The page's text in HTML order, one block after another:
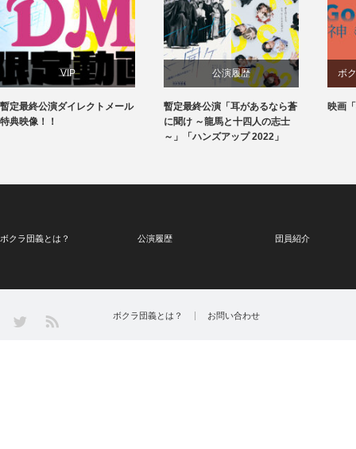
VIP
暫定最終公演ダイレクトメール
特典映像！！
公演履歴
暫定最終公演「耳があるなら蒼
に聞け ～龍馬と十四人の志士
～」「ハンズアップ 2022」
ボ
映画
ボクラ団義とは？ 公演履歴 団員紹介
Twitter ボクラ団義とは？ お問い合わせ